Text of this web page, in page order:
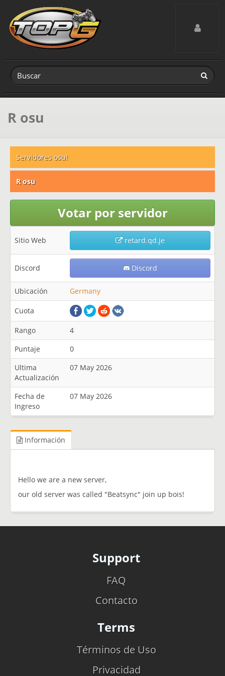
Toggle
R osu
Servidores osu!
R osu
Votar por servidor
Sitio Web retard.qd.je
Discord Discord
Ubicación Germany
Cuota
Rango
4
Puntaje
0
Ultima
Actualización
07 May 2026
Fecha de
Ingreso
07 May 2026
Información
Hello we are a new server,
our old server was called "Beatsync" join up bois!
Support
FAQ
Contacto
Terms
Términos de Uso
Privacidad